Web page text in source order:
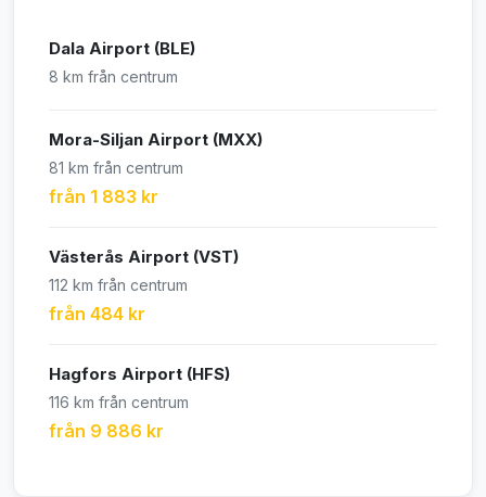
Dala Airport (BLE)
8 km från centrum
Mora-Siljan Airport (MXX)
81 km från centrum
från 1 883 kr
Västerås Airport (VST)
112 km från centrum
från 484 kr
Hagfors Airport (HFS)
116 km från centrum
från 9 886 kr